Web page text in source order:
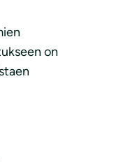
on